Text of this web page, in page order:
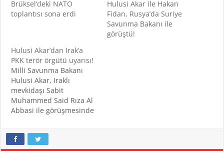
Brüksel’deki NATO
toplantısı sona erdi
Hulusi Akar ile Hakan
Fidan, Rusya’da Suriye
Savunma Bakanı ile
görüştü!
Hulusi Akar’dan Irak’a
PKK terör örgütü uyarısı!
Milli Savunma Bakanı
Hulusi Akar, Iraklı
mevkidaşı Sabit
Muhammed Said Rıza Al
Abbasi ile görüşmesinde
tehdit oluşturduğunu
dile getirdi. Milli